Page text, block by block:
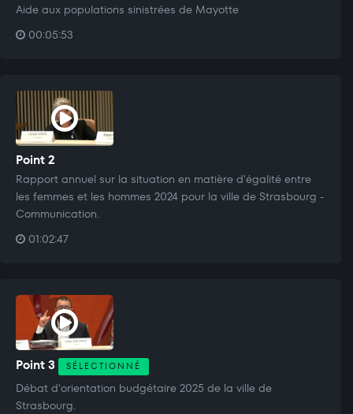
Aide aux populations sinistrées de Mayotte
00:05:53
Point 2
Rapport annuel sur la situation en matière d'égalité entre
les femmes et les hommes 2024 pour la ville de Strasbourg -
Communication.
01:02:47
Point 3 SÉLECTIONNÉ
Débat d'orientation budgétaire 2025 de la ville de
Strasbourg.